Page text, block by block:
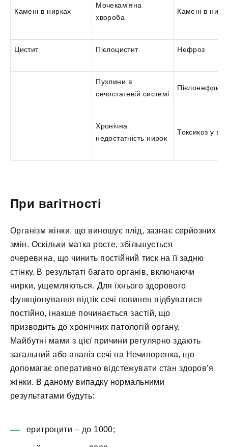
Камені в нирках
Мочекам'яна
хвороба
Камені в
Цистит Пієлоцистит Нефроз
Пухлини в
сечостатевій системі
Пієлонефрит
Хронічна
недостатність нирок
Токсикоз у
При вагітності
Організм жінки, що виношує плід, зазнає серйозних
змін. Оскільки матка росте, збільшується
очеревина, що чинить постійний тиск на її задню
стінку. В результаті багато органів, включаючи
нирки, ущемляються. Для їхнього здорового
функціонування відтік сечі повинен відбуватися
постійно, інакше починається застій, що
призводить до хронічних патологій органу.
Майбутні мами з цієї причини регулярно здають
загальний або аналіз сечі на Нечипоренка, що
допомагає оперативно відстежувати стан здоров'я
жінки. В даному випадку нормальними
результатами будуть:
еритроцити – до 1000;